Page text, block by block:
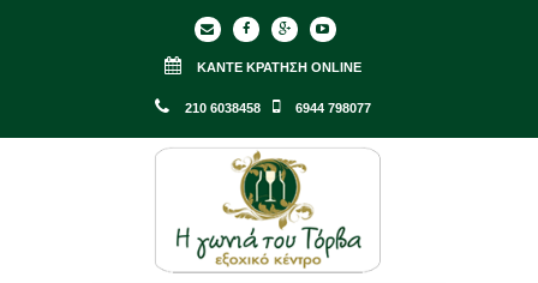
ΚΆΝΤΕ ΚΡΆΤΗΣΗ ONLINE
210 6038458 6944 798077